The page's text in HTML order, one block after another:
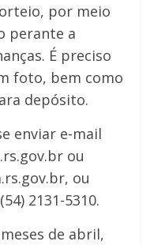
por meio
perante a
É preciso
foto, bem como
depósito.
enviar e-mail
ou
ou
2131-5310.
de abril,